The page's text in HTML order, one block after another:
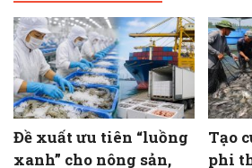
Đề xuất ưu tiên “luồng
xanh” cho nông sản,
Tạo
phi